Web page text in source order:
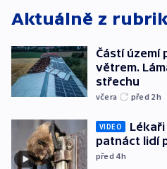
Aktuálně z
Částí území
větrem.
střechu
včera před 2h
VIDEO
patnáct lidí
před 4h